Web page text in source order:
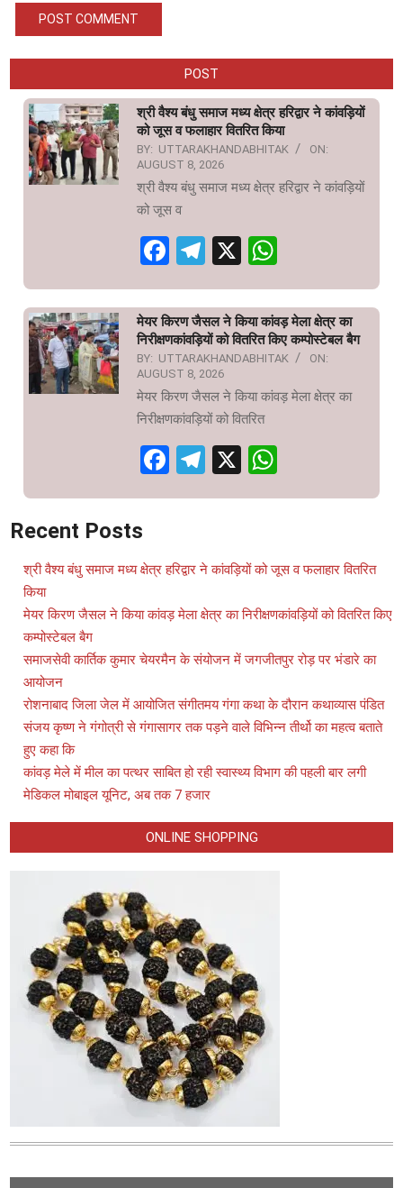
POST
श्री वैश्य बंधु समाज मध्य क्षेत्र हरिद्वार ने कांवड़ियों
को जूस व फलाहार वितरित किया
BY: UTTARAKHANDABHITAK
ON:
AUGUST 8, 2026
श्री वैश्य बंधु समाज मध्य क्षेत्र हरिद्वार ने कांवड़ियों
को जूस व
Facebook
Telegram
X
मेयर किरण जैसल ने किया कांवड़ मेला क्षेत्र का
निरीक्षणकांवड़ियों को वितरित किए कम्पोस्टेबल बैग
BY: UTTARAKHANDABHITAK
ON:
AUGUST 8, 2026
मेयर किरण जैसल ने किया कांवड़ मेला क्षेत्र का
निरीक्षणकांवड़ियों को वितरित
Facebook
Telegram
X
Recent Posts
श्री वैश्य बंधु समाज मध्य क्षेत्र हरिद्वार ने कांवड़ियों को जूस व फलाहार वितरित
किया
मेयर किरण जैसल ने किया कांवड़ मेला क्षेत्र का निरीक्षणकांवड़ियों को वितरित किए
कम्पोस्टेबल बैग
समाजसेवी कार्तिक कुमार चेयरमैन के संयोजन में जगजीतपुर रोड़ पर भंडारे का
आयोजन
रोशनाबाद जिला जेल में आयोजित संगीतमय गंगा कथा के दौरान कथाव्यास पंडित
संजय कृष्ण ने गंगोत्री से गंगासागर तक पड़ने वाले विभिन्न तीर्थो का महत्व बताते
हुए कहा कि
कांवड़ मेले में मील का पत्थर साबित हो रही स्वास्थ्य विभाग की पहली बार लगी
मेडिकल मोबाइल यूनिट, अब तक 7 हजार
ONLINE SHOPPING